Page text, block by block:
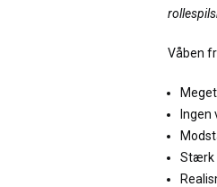
Våben
Ingen
Stærk